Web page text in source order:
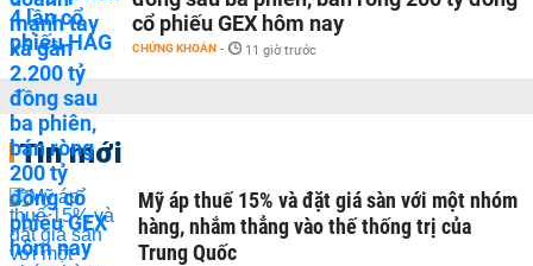
cổ phiếu GEX hôm nay
CHỨNG KHOÁN - 11 giờ trước
Tin mới
Mỹ áp thuế 15% và đặt giá sàn với một nhóm
hàng, nhắm thẳng vào thế thống trị của
Trung Quốc